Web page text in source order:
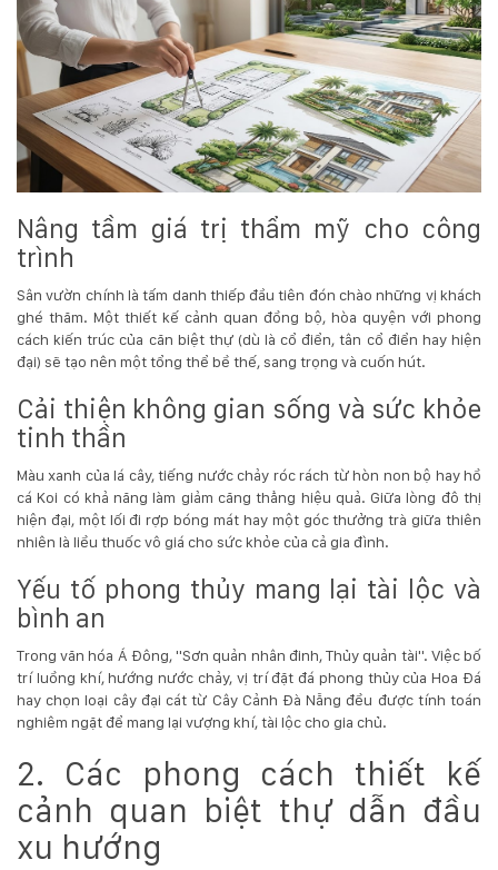
Hotline
:
0931.914.968
hoasenvietdn@gmail.com
573
Nguyễn
Hữu
Thọ
Cẩm
Lệ
Đà
nẵng
132
-
168
Chí
Công
-
Hòa
Quý
-
TP.
Nẵng
Nâng tầm giá trị thẩm mỹ cho công
trình
Sân vườn chính là tấm danh thiếp đầu tiên đón chào những vị khách
ghé thăm. Một thiết kế cảnh quan đồng bộ, hòa quyện với phong
cách kiến trúc của căn biệt thự (dù là cổ điển, tân cổ điển hay hiện
đại) sẽ tạo nên một tổng thể bề thế, sang trọng và cuốn hút.
Cải thiện không gian sống và sức khỏe
tinh thần
Màu xanh của lá cây, tiếng nước chảy róc rách từ hòn non bộ hay hồ
cá Koi có khả năng làm giảm căng thẳng hiệu quả. Giữa lòng đô thị
hiện đại, một lối đi rợp bóng mát hay một góc thưởng trà giữa thiên
nhiên là liều thuốc vô giá cho sức khỏe của cả gia đình.
Yếu tố phong thủy mang lại tài lộc và
bình an
Trong văn hóa Á Đông, "Sơn quản nhân đinh, Thủy quản tài". Việc bố
trí luồng khí, hướng nước chảy, vị trí đặt đá phong thủy củaHoa Đá
hay chọn loại cây đại cát từ Cây Cảnh Đà Nẵng đều được tính toán
nghiêm ngặt để mang lại vượng khí, tài lộc cho gia chủ.
2. Các phong cách thiết kế
cảnh quan biệt thự dẫn đầu
xu hướng